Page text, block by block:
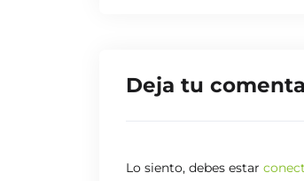
Deja tu
Lo siento, debes estar